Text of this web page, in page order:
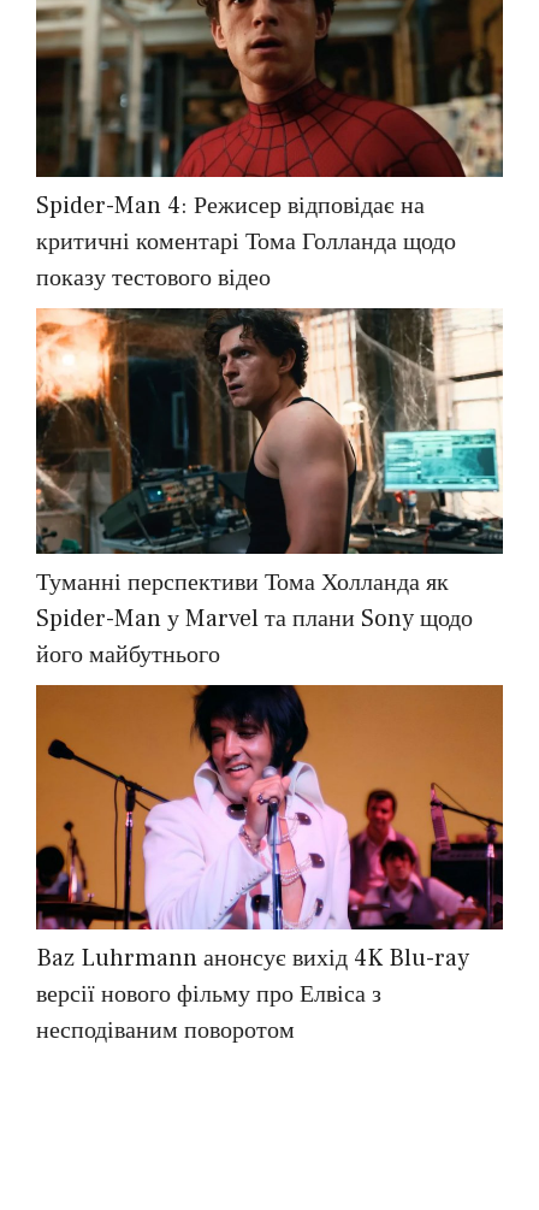
Spider-Man 4: Режисер відповідає на
критичні коментарі Тома Голланда щодо
показу тестового відео
Туманні перспективи Тома Холланда як
Spider-Man у Marvel та плани Sony щодо
його майбутнього
Baz Luhrmann анонсує вихід 4K Blu-ray
версії нового фільму про Елвіса з
несподіваним поворотом